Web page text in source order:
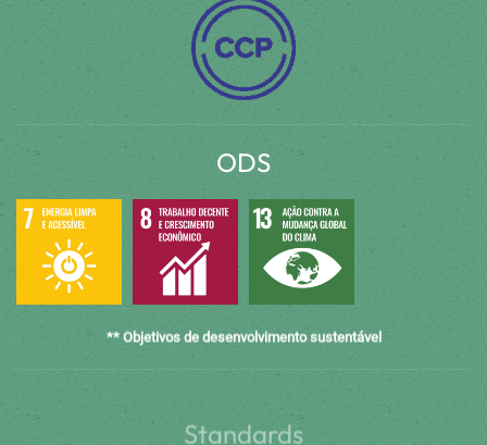
ODS
** Objetivos de desenvolvimento sustentável
Standards